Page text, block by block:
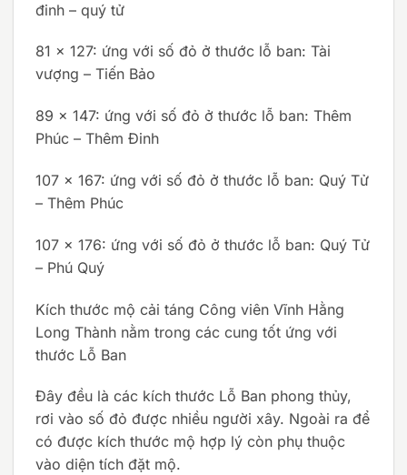
đinh – quý tử
81 x 127: ứng với số đỏ ở thước lỗ ban: Tài
vượng – Tiến Bảo
89 x 147: ứng với số đỏ ở thước lỗ ban: Thêm
Phúc – Thêm Đinh
107 x 167: ứng với số đỏ ở thước lỗ ban: Quý Tử
– Thêm Phúc
107 x 176: ứng với số đỏ ở thước lỗ ban: Quý Tử
– Phú Quý
Kích thước mộ cải táng Công viên Vĩnh Hằng
Long Thành nằm trong các cung tốt ứng với
thước Lỗ Ban
Đây đều là các kích thước Lỗ Ban phong thủy,
rơi vào số đỏ được nhiều người xây. Ngoài ra để
có được kích thước mộ hợp lý còn phụ thuộc
vào diện tích đặt mộ.